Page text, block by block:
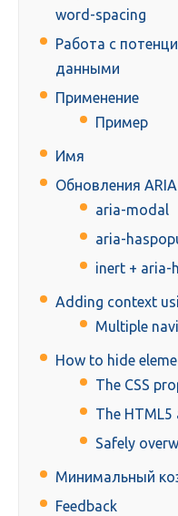
word-spacing
Работа с
данными
Применение
Пример
Имя
Обновления
aria-modal
aria-
inert + aria-
Adding context
Multiple
How to hide
The CSS
The
Safely
Минимальный
Feedback